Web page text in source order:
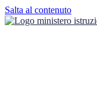
Salta al contenuto